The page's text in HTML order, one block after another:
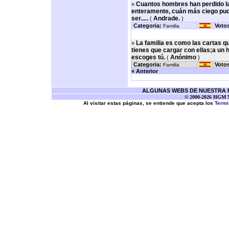
» Cuantos hombres han perdido
enteramente, cuán más ciego
ser.....( Andrade.)
Categoria: Familia
» La familia es como las cartas
tienes que cargar con ellas;a un
escoges tú.( Anónimo)
Categoria: Familia
« Anterior
ALGUNAS WEBS DE NUESTRA
© 2000-2026 HGM
Al visitar estas páginas, se entiende que acepta los